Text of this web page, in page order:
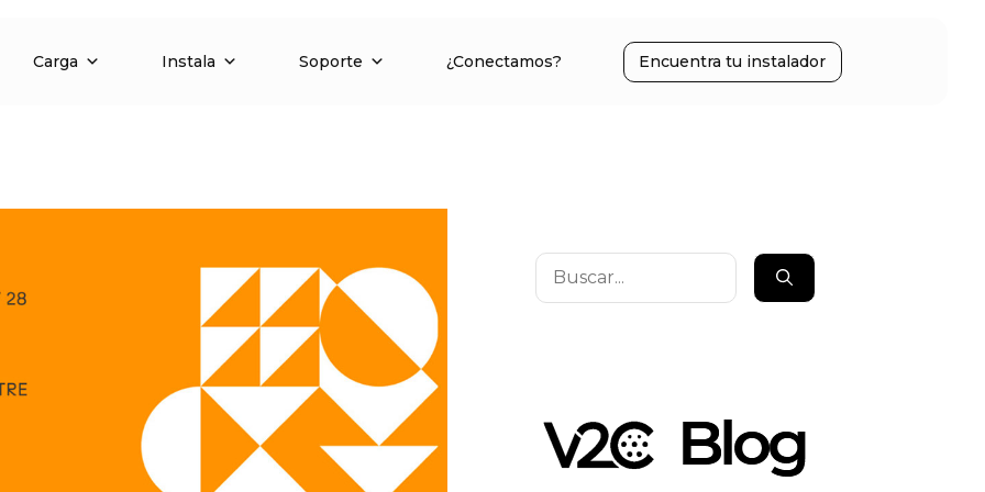
Carga Instala Soporte ¿Conectamos? Encuentra tu instalador
Buscar: